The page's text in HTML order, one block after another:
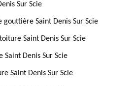
Sur Scie
gouttière Saint Denis Sur Scie
Saint Denis Sur Scie
Saint Denis Sur Scie
Saint Denis Sur Scie